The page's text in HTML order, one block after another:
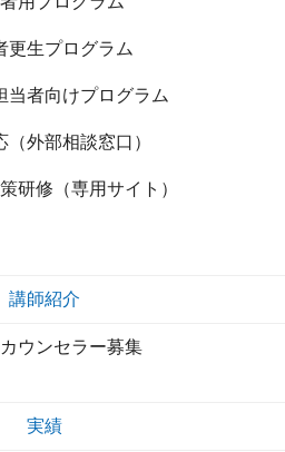
更生プログラム
当者向けプログラム
（外部相談窓口）
研修（専用サイト）
講師紹介
ウンセラー募集
実績